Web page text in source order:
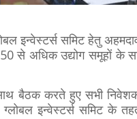
इन्वेस्टर्स समिट हेतु
50 से अधिक उद्योग समूहों के
बैठक करते हुए सभी
इन्वेस्टर्स समिट के